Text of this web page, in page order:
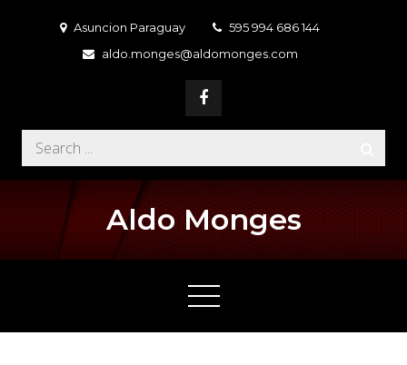
Asuncion Paraguay
595 994 686 144
aldo.monges@aldomonges.com
Search
for:
Aldo Monges